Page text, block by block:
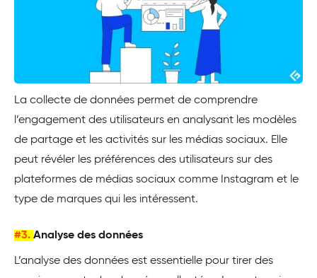
La collecte de données permet de comprendre
l’engagement des utilisateurs en analysant les modèles
de partage et les activités sur les médias sociaux. Elle
peut révéler les préférences des utilisateurs sur des
plateformes de médias sociaux comme Instagram et le
type de marques qui les intéressent.
#3. Analyse des données
L’analyse des données est essentielle pour tirer des